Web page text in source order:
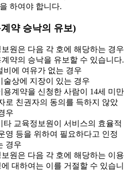
하여야 합니다.
약 승낙의 유보)
원은 다음 각 호에 해당하는 경우
약의 승낙을 유보할 수 있습니다.
비에 여유가 없는 경우
술상에 지장이 있는 경우
용계약을 신청한 사람이 14세 미만
로 친권자의 동의를 득하지 않았
우
타 교육정보원이 서비스의 효율적
영 등을 위하여 필요하다고 인정
경우
원은 다음 각 호에 해당하는 이용
대하여는 이를 거절할 수 있습니